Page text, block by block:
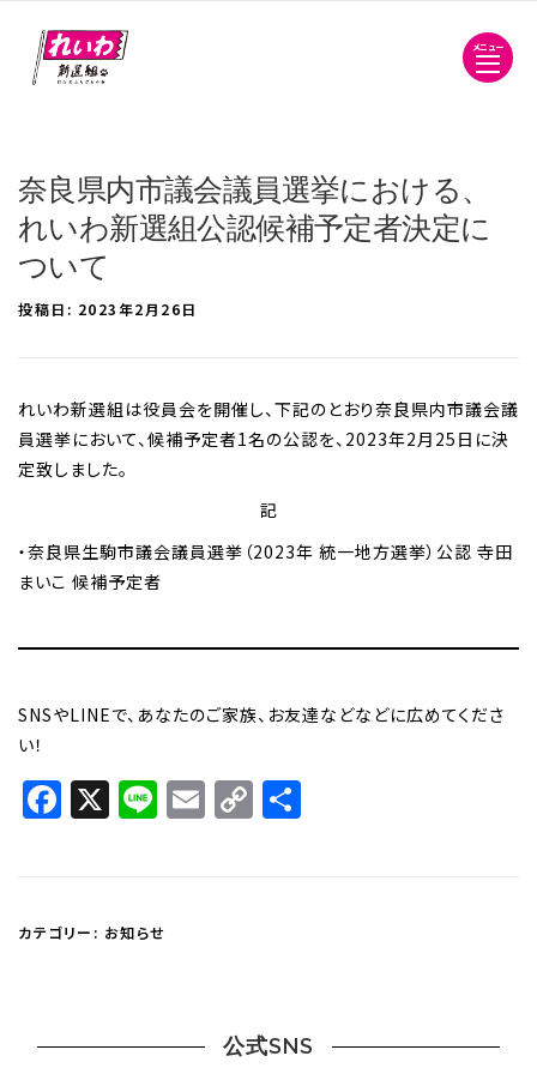
メニュー
奈良県内市議会議員選挙における、
れいわ新選組公認候補予定者決定に
ついて
投稿日: 2023年2月26日
れいわ新選組は役員会を開催し、下記のとおり奈良県内市議会議
員選挙において、候補予定者1名の公認を、2023年2月25日に決
定致しました。
記
・奈良県生駒市議会議員選挙（2023年 統一地方選挙）公認 寺田
まいこ 候補予定者
SNSやLINEで、あなたのご家族、お友達などなどに広めてくださ
い！
Facebook
X LineEmail
Copy
Link
カテゴリー: お知らせ
公式SNS